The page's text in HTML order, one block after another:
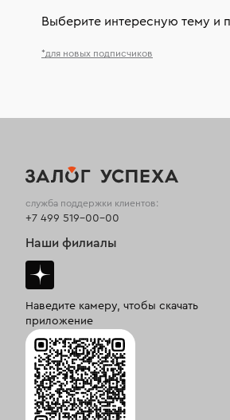
Выберите интересную тему и
*для новых подписчиков
служба поддержки клиентов:
+7 499 519-00-00
Наши филиалы
Наведите камеру, чтобы скачать
приложение